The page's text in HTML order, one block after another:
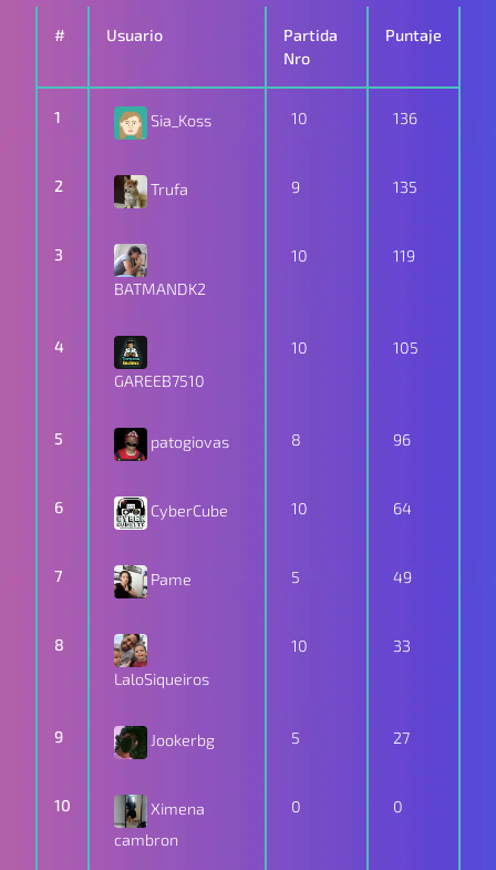
# Usuario
Partida
Nro
Puntaje
1 Sia_Koss 10 136
2 Trufa 9 135
3
BATMANDK2
10 119
4
GAREEB7510
10 105
5 patogiovas 8 96
6 CyberCube 10 64
7 Pame 5 49
8
LaloSiqueiros
10 33
9 Jookerbg 5 27
10
Ximena
cambron
0 0